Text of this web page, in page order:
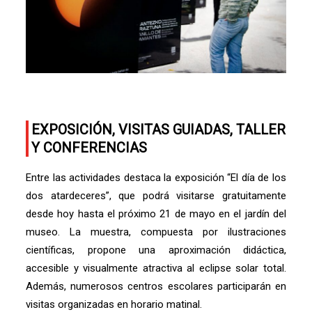
EXPOSICIÓN, VISITAS GUIADAS, TALLER
Y CONFERENCIAS
Entre las actividades destaca la exposición “El día de los
dos atardeceres”, que podrá visitarse gratuitamente
desde hoy hasta el próximo 21 de mayo en el jardín del
museo. La muestra, compuesta por ilustraciones
científicas, propone una aproximación didáctica,
accesible y visualmente atractiva al eclipse solar total.
Además, numerosos centros escolares participarán en
visitas organizadas en horario matinal.